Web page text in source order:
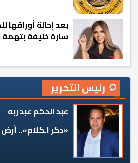
بعد إحالة أوراقها
سارة خليفة
رئيس التحرير
عبد الحكم عبد ربه
«دكر الكلام»..